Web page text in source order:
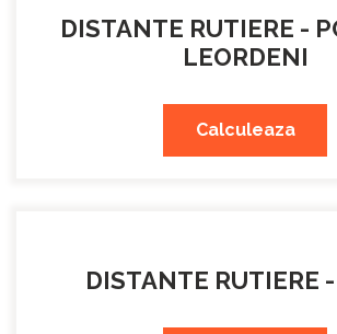
DISTANTE RUTIERE -
LEORDENI
Calculeaza
DISTANTE RUTIERE